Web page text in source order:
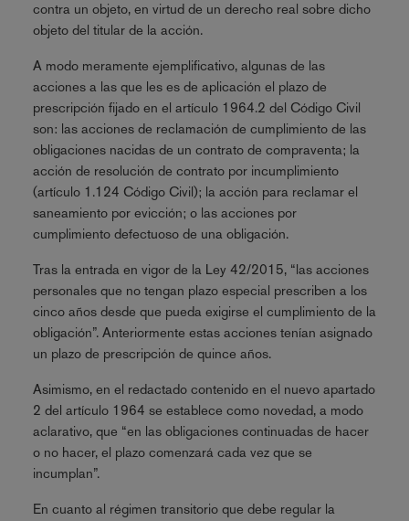
contra un objeto, en virtud de un derecho real sobre dicho
objeto del titular de la acción.
A modo meramente ejemplificativo, algunas de las
acciones a las que les es de aplicación el plazo de
prescripción fijado en el artículo 1964.2 del Código Civil
son: las acciones de reclamación de cumplimiento de las
obligaciones nacidas de un contrato de compraventa; la
acción de resolución de contrato por incumplimiento
(artículo 1.124 Código Civil); la acción para reclamar el
saneamiento por evicción; o las acciones por
cumplimiento defectuoso de una obligación.
Tras la entrada en vigor de la Ley 42/2015, “las acciones
personales que no tengan plazo especial prescriben a los
cinco años desde que pueda exigirse el cumplimiento de la
obligación”. Anteriormente estas acciones tenían asignado
un plazo de prescripción de quince años.
Asimismo, en el redactado contenido en el nuevo apartado
2 del artículo 1964 se establece como novedad, a modo
aclarativo, que “en las obligaciones continuadas de hacer
o no hacer, el plazo comenzará cada vez que se
incumplan”.
En cuanto al régimen transitorio que debe regular la